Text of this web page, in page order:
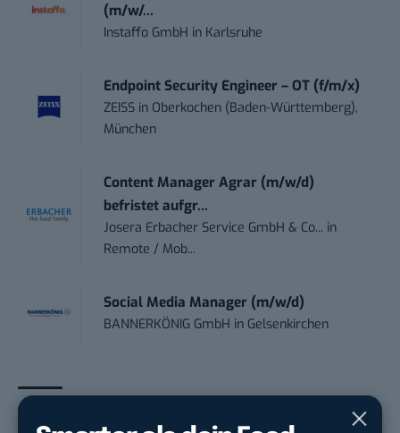
(m/w/...
Instaffo GmbH in Karlsruhe
Endpoint Security Engineer – OT (f/m/x)
ZEISS in Oberkochen (Baden-Württemberg),
München
Content Manager Agrar (m/w/d)
befristet aufgr...
Josera Erbacher Service GmbH & Co... in
Remote / Mob...
Social Media Manager (m/w/d)
BANNERKÖNIG GmbH in Gelsenkirchen
THEMEN: MOBILITYMAG